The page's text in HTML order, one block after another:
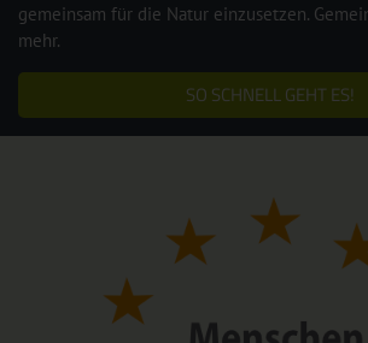
gemeinsam für die Natur einzusetzen.
mehr.
SO SCHNELL GEHT ES!